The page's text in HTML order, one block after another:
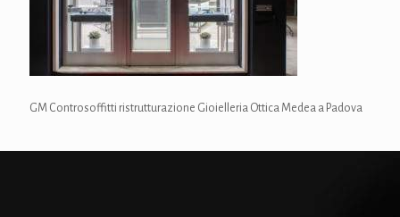
GM Controsoffitti ristrutturazione Gioielleria Ottica Medea a Padova